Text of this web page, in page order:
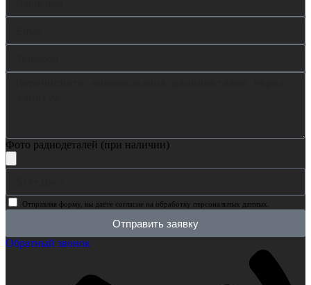
Фото радиодеталей (при наличии)
Отправляя форму, вы даёте согласие на обработку персональных данных.
Отправить заявку
Обратный звонок